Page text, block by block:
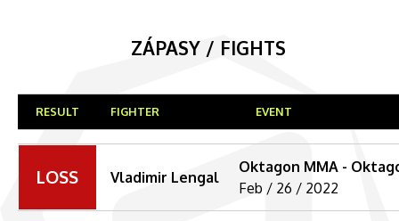
ZÁPASY / FIGHTS
RESULT FIGHTER EVENT
LOSS Vladimir Lengal
Oktagon MMA -
Feb / 26 / 2022